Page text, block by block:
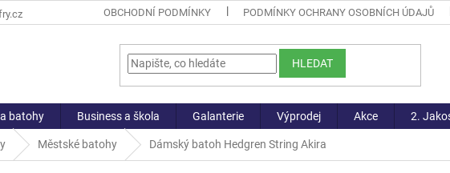
OBCHODNÍ PODMÍNKY PODMÍNKY OCHRANY OSOBNÍCH ÚDAJŮ
HLEDAT
batohy Business a škola Galanterie Výprodej Akce 2.
Městské batohy Dámský batoh Hedgren String Akira